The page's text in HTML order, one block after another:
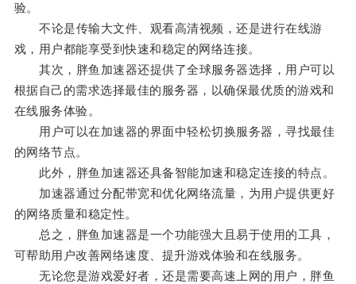
验。
不论是传输大文件、观看高清视频，还是进行在线游
戏，用户都能享受到快速和稳定的网络连接。
其次，胖鱼加速器还提供了全球服务器选择，用户可以
根据自己的需求选择最佳的服务器，以确保最优质的游戏和
在线服务体验。
用户可以在加速器的界面中轻松切换服务器，寻找最佳
的网络节点。
此外，胖鱼加速器还具备智能加速和稳定连接的特点。
加速器通过分配带宽和优化网络流量，为用户提供更好
的网络质量和稳定性。
总之，胖鱼加速器是一个功能强大且易于使用的工具，
可帮助用户改善网络速度、提升游戏体验和在线服务。
无论您是游戏爱好者，还是需要高速上网的用户，胖鱼